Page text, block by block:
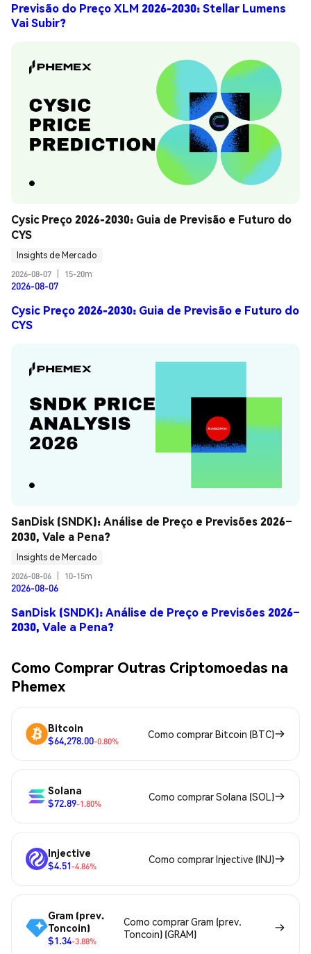
Previsão do Preço XLM 2026-2030: Stellar Lumens
Vai Subir?
Cysic Preço 2026-2030: Guia de Previsão e Futuro do
CYS
Insights de Mercado
2026-08-07
15-20m
2026-08-07
Cysic Preço 2026-2030: Guia de Previsão e Futuro do
CYS
SanDisk (SNDK): Análise de Preço e Previsões 2026–
2030, Vale a Pena?
Insights de Mercado
2026-08-06
10-15m
2026-08-06
SanDisk (SNDK): Análise de Preço e Previsões 2026–
2030, Vale a Pena?
Como Comprar Outras Criptomoedas na
Phemex
Bitcoin
$64,278.00-0.80%
Como comprar Bitcoin (BTC)
Solana
$72.89-1.80%
Como comprar Solana (SOL)
Injective
$4.51-4.86%
Como comprar Injective (INJ)
Gram (prev.
Toncoin)
$1.34-3.88%
Como comprar Gram (prev.
Toncoin) (GRAM)